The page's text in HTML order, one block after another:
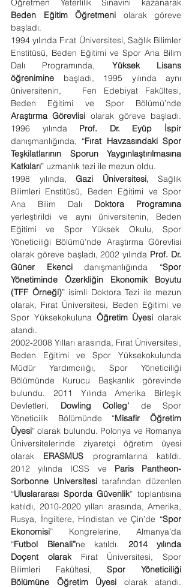
Beden Eğitim Öğretmeni olarak göreve
başladı.
1994 yılında Fırat Üniversitesi, Sağlık Bilimler
Enstitüsü, Beden Eğitimi ve Spor Ana Bilim
Dalı Programında, Yüksek Lisans
öğrenimine başladı, 1995 yılında aynı
üniversitenin,   Fen Edebiyat Fakültesi,
Araştırma Görevlisi olarak göreve başladı.
1996 yılında Prof. Dr. Eyüp İspir
danışmanlığında, “Fırat Havzasındaki Spor
Teşkilatlarının Sporun Yaygınlaştırılmasına
Katkıları” uzmanlık tezi ile mezun oldu.
1998 yılında, Gazi Üniversitesi, Sağlık
Bilimleri Enstitüsü, Beden Eğitimi ve Spor
Ana Bilim Dalı
yerleştirildi ve aynı üniversitenin, Beden
Eğitimi ve Spor Yüksek Okulu, Spor
Yöneticiliği Bölümü’nde Araştırma Görevlisi
olarak göreve başladı, 2002 yılında Prof. Dr.
Güner Ekenci danışmanlığında “Spor
Yönetiminde Özerkliğin Ekonomik Boyutu
(TFF Örneği)” isimli Doktora Tezi ile mezun
olarak, Fırat Üniversitesi, Beden Eğitimi ve
Spor Yüksekokuluna Öğretim Üyesi olarak
atandı.
2002-2008 Yılları arasında, Fırat Üniversitesi,
Beden Eğitimi ve Spor Yüksekokulunda
Müdür Yardımcılığı, Spor Yöneticiliği
Bölümünde Kurucu Başkanlık görevinde
bulundu. 2011 Yılında Amerika Birleşik
Devletleri, Dowling Colleg’ de Spor
Yöneticilik Bölümünde “Misafir Öğretim
Üyesi” olarak bulundu. Polonya ve Romanya
Üniversitelerinde ziyaretçi öğretim üyesi
olarak ERASMUS programlarına katıldı.
2012 yılında ICSS ve Paris Pantheon-
Sorbonne Universitesi tarafından düzenlen
“Uluslararası Sporda Güvenlik” toplantısına
katıldı, 2010-2020 yılları arasında, Amerika,
Rusya, İngiltere, Hindistan ve Çin’de “Spor
Ekonomisi” Kongrelerine, Almanya’da
“Futbol Bienali”ne katıldı. 2014 yılında
Doçent olarak Fırat Üniversitesi, Spor
Bilimleri Fakültesi, Spor Yöneticiliği
Bölümüne Öğretim Üyesi olarak atandı.